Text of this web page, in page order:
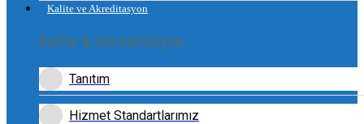
Kalite ve Akreditasyon
Kalite & Akreditasyon
Tanıtım
Hizmet Standartlarımız